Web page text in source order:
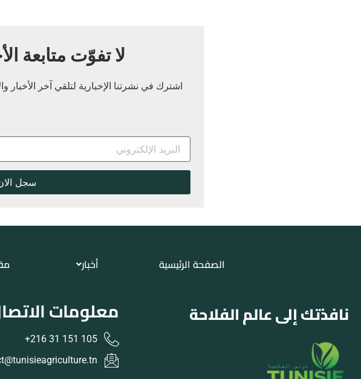
لا تفوّت متابعة
اشترك في نشرتنا الإخبارية لتلقي آخر الأخبار
الصفحة الرئيسية أخبار
نافذتك إلى عالم الفلاحة معلومات
105 151 31 216+